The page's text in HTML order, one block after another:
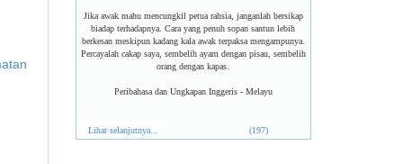
Jika awak mahu mencungkil petua rahsia, janganlah bersikap
biadap terhadapnya. Cara yang penuh sopan santun lebih
berkesan meskipun kadang kala awak terpaksa mengampunya.
Percayalah cakap saya, sembelih ayam dengan pisau, sembelih
orang dengan kapas.
Peribahasa dan Ungkapan Inggeris - Melayu
Lihat selanjutnya... (197)